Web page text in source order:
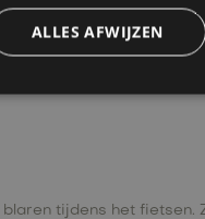
diefstal.
tijdens het
ALLES AFWIJZEN